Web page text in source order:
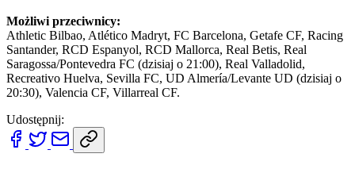
Możliwi przeciwnicy:
Athletic Bilbao, Atlético Madryt, FC Barcelona, Getafe CF, Racing
Santander, RCD Espanyol, RCD Mallorca, Real Betis, Real
Saragossa/Pontevedra FC (dzisiaj o 21:00), Real Valladolid,
Recreativo Huelva, Sevilla FC, UD Almería/Levante UD (dzisiaj o
20:30), Valencia CF, Villarreal CF.
Udostępnij: